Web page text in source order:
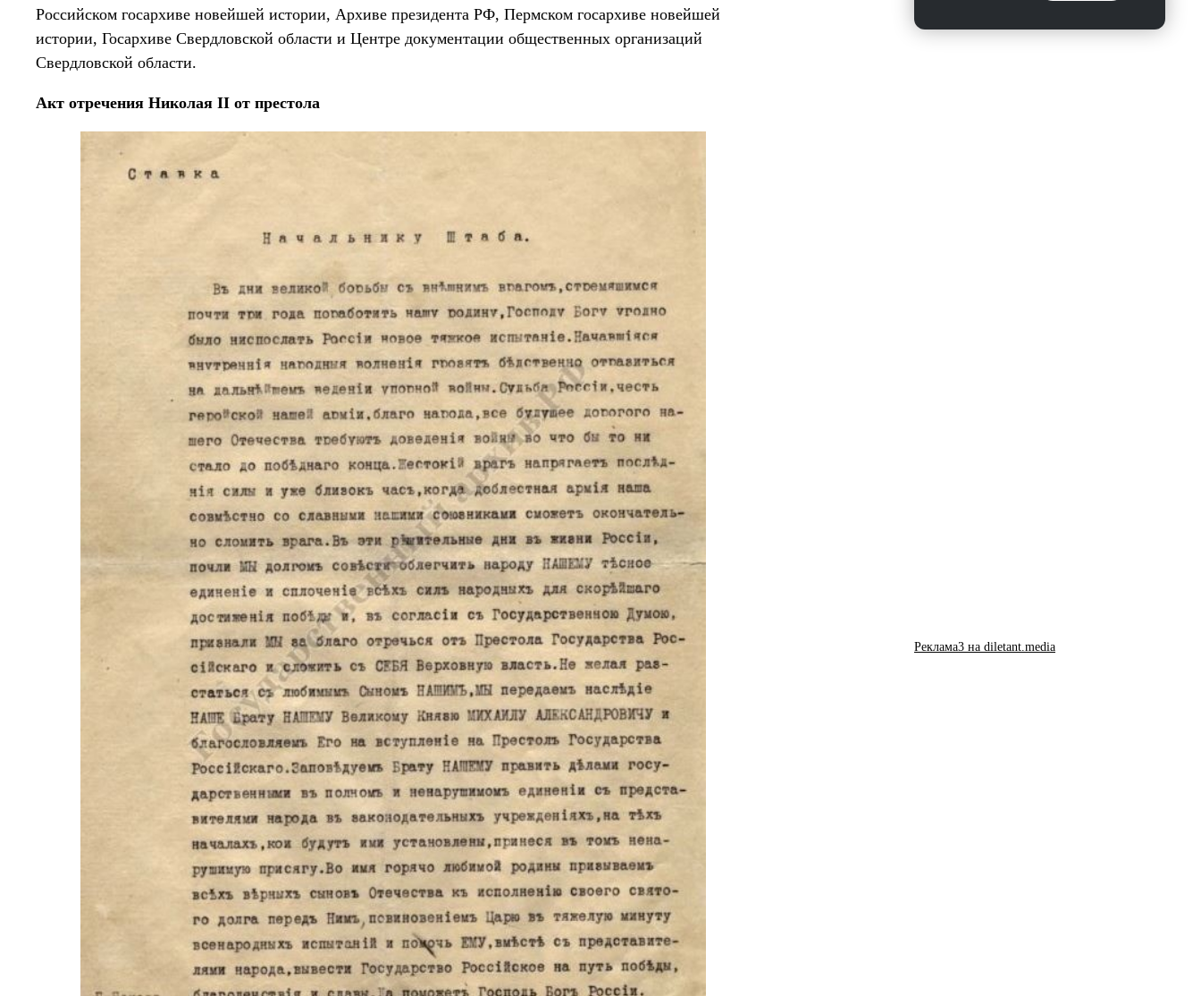
Российском госархиве новейшей истории, Архиве президента РФ, Пермском госархиве новейшей
истории, Госархиве Свердловской области и Центре документации общественных организаций
Свердловской области.
Акт отречения Николая II от престола
Реклама3 на diletant.media